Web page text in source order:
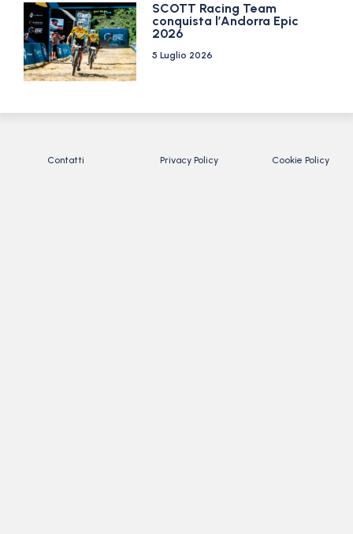
SCOTT Racing Team
conquista l’Andorra Epic
2026
5 Luglio 2026
Contatti Privacy Policy Cookie Policy